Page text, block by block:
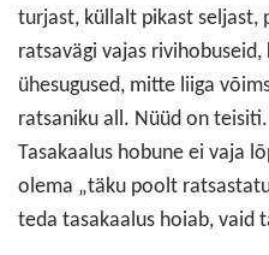
turjast, küllalt pikast seljast,
ratsavägi vajas rivihobuseid,
ühesugused, mitte liiga
ratsaniku all. Nüüd on teisiti.
Tasakaalus hobune ei vaja
olema „täku poolt
teda tasakaalus hoiab, vaid